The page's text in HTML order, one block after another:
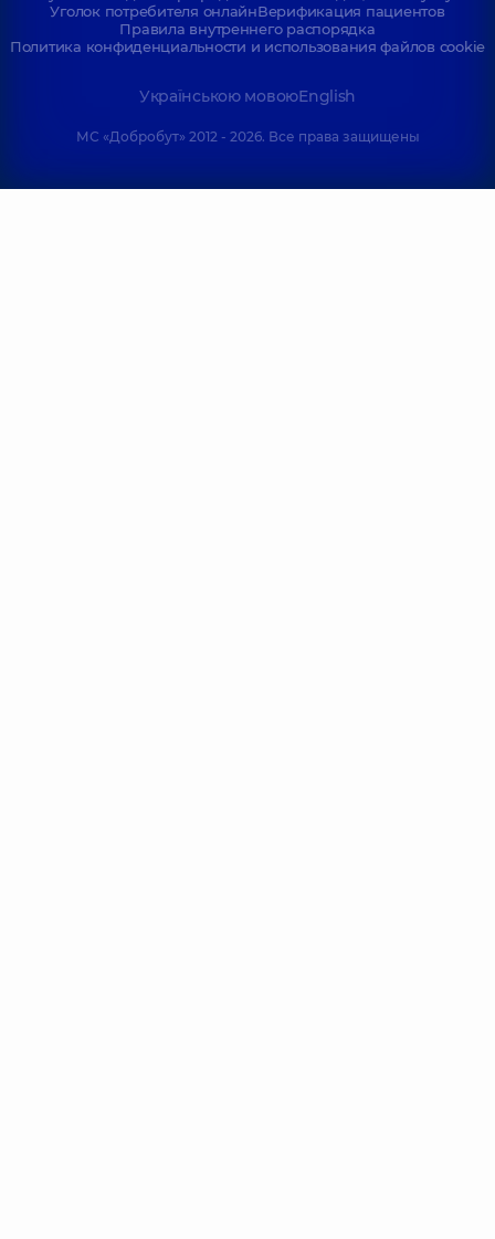
Уголок потребителя онлайнВерификация пациентов
Правила внутреннего распорядка
Политика конфиденциальности и использования файлов cookie
Українською мовоюEnglish
МС «Добробут» 2012 - 2026. Все права защищены